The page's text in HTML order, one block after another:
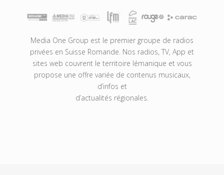
Media One Group est le premier groupe de radios
privées en Suisse Romande. Nos radios, TV, App et
sites web couvrent le territoire lémanique et vous
propose une offre variée de contenus musicaux,
d’infos et
d’actualités régionales.